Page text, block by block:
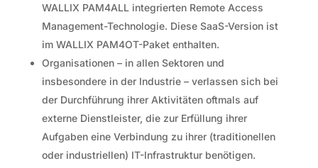
WALLIX PAM4ALL integrierten Remote Access
Management-Technologie. Diese SaaS-Version ist
im WALLIX PAM4OT-Paket enthalten.
Organisationen – in allen Sektoren und
insbesondere in der Industrie – verlassen sich bei
der Durchführung ihrer Aktivitäten oftmals auf
externe Dienstleister, die zur Erfüllung ihrer
Aufgaben eine Verbindung zu ihrer (traditionellen
oder industriellen) IT-Infrastruktur benötigen.